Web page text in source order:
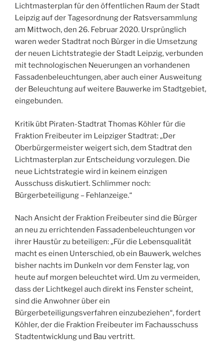
Lichtmasterplan für den öffentlichen Raum der Stadt
Leipzig auf der Tagesordnung der Ratsversammlung
am Mittwoch, den 26. Februar 2020. Ursprünglich
waren weder Stadtrat noch Bürger in die Umsetzung
der neuen Lichtstrategie der Stadt Leipzig, verbunden
mit technologischen Neuerungen an vorhandenen
Fassadenbeleuchtungen, aber auch einer Ausweitung
der Beleuchtung auf weitere Bauwerke im Stadtgebiet,
eingebunden.
Kritik übt Piraten-Stadtrat Thomas Köhler für die
Fraktion Freibeuter im Leipziger Stadtrat: „Der
Oberbürgermeister weigert sich, dem Stadtrat den
Lichtmasterplan zur Entscheidung vorzulegen. Die
neue Lichtstrategie wird in keinem einzigen
Ausschuss diskutiert. Schlimmer noch:
Bürgerbeteiligung – Fehlanzeige.“
Nach Ansicht der Fraktion Freibeuter sind die Bürger
an neu zu errichtenden Fassadenbeleuchtungen vor
ihrer Haustür zu beteiligen: „Für die Lebensqualität
macht es einen Unterschied, ob ein Bauwerk, welches
bisher nachts im Dunkeln vor dem Fenster lag, von
heute auf morgen beleuchtet wird. Um zu vermeiden,
dass der Lichtkegel auch direkt ins Fenster scheint,
sind die Anwohner über ein
Bürgerbeteiligungsverfahren einzubeziehen“, fordert
Köhler, der die Fraktion Freibeuter im Fachausschuss
Stadtentwicklung und Bau vertritt.